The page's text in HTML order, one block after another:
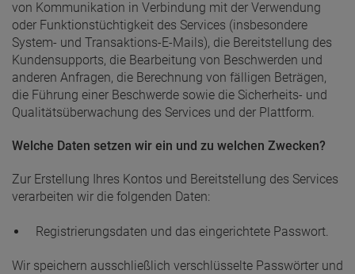
von Kommunikation in Verbindung mit der Verwendung
oder Funktionstüchtigkeit des Services (insbesondere
System- und Transaktions-E-Mails), die Bereitstellung des
Kundensupports, die Bearbeitung von Beschwerden und
anderen Anfragen, die Berechnung von fälligen Beträgen,
die Führung einer Beschwerde sowie die Sicherheits- und
Qualitätsüberwachung des Services und der Plattform.
Welche Daten setzen wir ein und zu welchen Zwecken?
Zur Erstellung Ihres Kontos und Bereitstellung des Services
verarbeiten wir die folgenden Daten:
Registrierungsdaten und das eingerichtete Passwort.
Wir speichern ausschließlich verschlüsselte Passwörter und